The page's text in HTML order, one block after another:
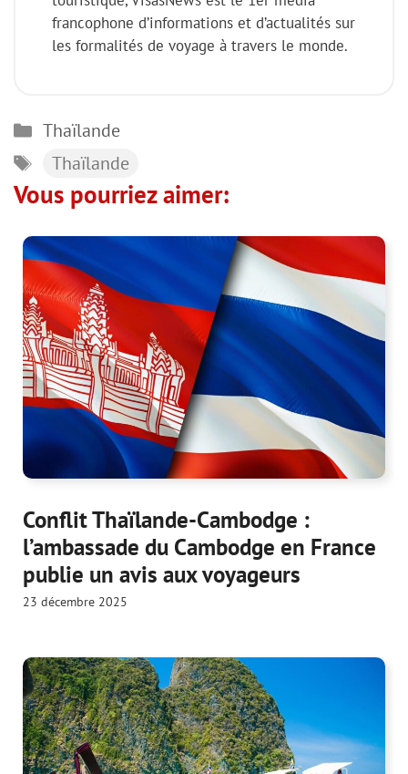
francophone d’informations et d’actualités sur
les formalités de voyage à travers le monde.
Catégories
Thaïlande
Étiquettes
Thaïlande
Vous pourriez aimer:
Conflit Thaïlande-Cambodge :
l’ambassade du Cambodge en France
publie un avis aux voyageurs
23 décembre 2025